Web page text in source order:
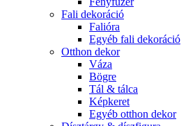
Fali dekoráció
Falióra
Egyéb fali dekoráció
Otthon dekor
Váza
Bögre
Tál & tálca
Képkeret
Egyéb otthon dekor